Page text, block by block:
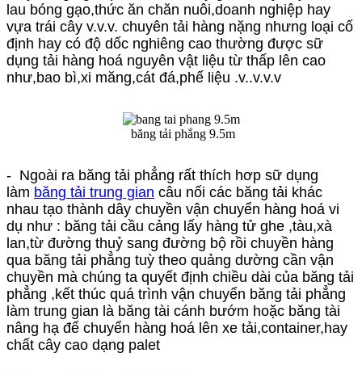
lau bóng gạo,thức ăn chăn nuôi,doanh nghiệp hay
vựa trái cây v.v.v. chuyên tải hàng nặng nhưng loại cố
định hay có độ dốc nghiêng cao thường được sữ
dụng tải hàng hoá nguyên vật liệu từ thấp lên cao
như,bao bì,xi măng,cát đá,phế liệu .v..v.v.v
băng tải phẳng 9.5m
- Ngoài ra băng tải phẳng rất thích hơp sữ dụng
làm băng tải trung gian câu nối các băng tải khác
nhau tạo thành dây chuyền vận chuyển hàng hoá vi
dụ như : băng tải cầu cảng lấy hàng tử ghe ,tàu,xà
lan,từ đường thuỷ sang đường bộ rồi chuyền hàng
qua băng tải phẳng tuỳ theo quảng dường cần vận
chuyền mà chúng ta quyết định chiều dài của băng tải
phẳng ,kết thúc quá trình vận chuyển băng tải phẳng
làm trung gian là băng tài cánh bướm hoặc băng tài
nâng hạ để chuyển hàng hoá lên xe tải,container,hay
chất cây cao dạng palet